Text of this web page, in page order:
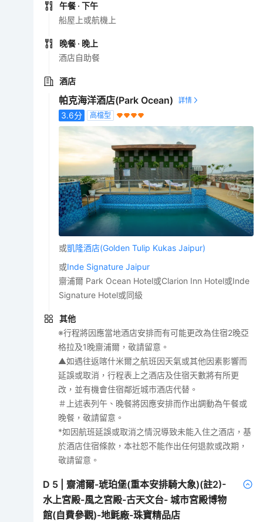
午餐 · 下午
船屋上或航機上
晚餐 · 晚上
酒店自助餐
酒店
帕克海洋酒店(Park Ocean)
3.6分 高檔型
或凱隆酒店(Golden Tulip Kukas Jaipur)
或Inde Signature Jaipur
齋浦爾 Park Ocean Hotel或Clarion Inn Hotel或Inde
Signature Hotel或同級
其他
※行程將因應當地酒店安排而有可能更改為住宿2晚亞
格拉及1晚齋浦爾，敬請留意。
▲如遇往返喀什米爾之航班因天氣或其他因素影響而
延誤或取消，行程表上之酒店及住宿天數將有所更
改，並有機會住宿鄰近城市酒店代替。
＃上述表列午、晚餐將因應安排而作出調動為午餐或
晚餐，敬請留意。
*如因航班延誤或取消之情況導致未能入住之酒店，基
於酒店住宿條款，本社恕不能作出任何退款或改期，
敬請留意。
D 5 |齋浦爾-琥珀堡(重本安排騎大象)(註2)-
水上宮殿-風之宮殿-古天文台- 城市宮殿博物
館(自費參觀)-地氈廠-珠寶精品店